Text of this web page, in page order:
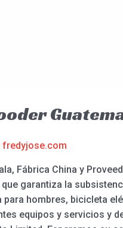
fredyjose.com
Fábrica China y
garantiza la
hombres, bicicleta
equipos y servicios y